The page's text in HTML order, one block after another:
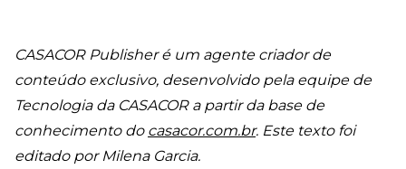
CASACOR Publisher é um agente criador de
conteúdo exclusivo, desenvolvido pela equipe de
Tecnologia da CASACOR a partir da base de
conhecimento do casacor.com.br. Este texto foi
editado por Milena Garcia.